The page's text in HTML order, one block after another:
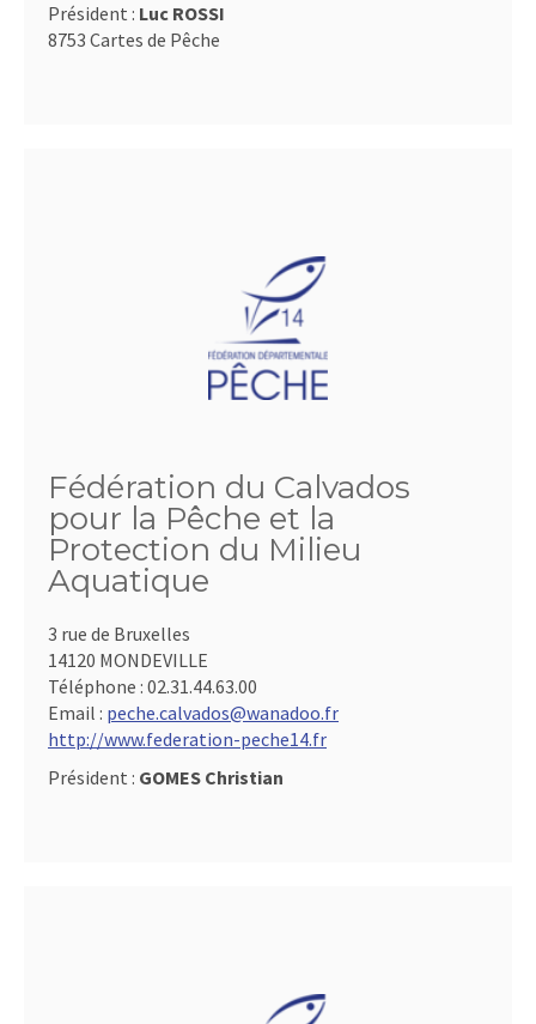
Président : Luc ROSSI
8753 Cartes de Pêche
Fédération du Calvados
pour la Pêche et la
Protection du Milieu
Aquatique
3 rue de Bruxelles
14120 MONDEVILLE
Téléphone : 02.31.44.63.00
Email : peche.calvados@wanadoo.fr
http://www.federation-peche14.fr
Président : GOMES Christian